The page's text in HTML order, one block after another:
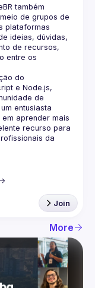
também
de grupos de
plataformas
ideias, dúvidas,
de recursos,
entre os
do
e Node.js,
de
entusiasta
aprender mais
recurso para
da
Join
More